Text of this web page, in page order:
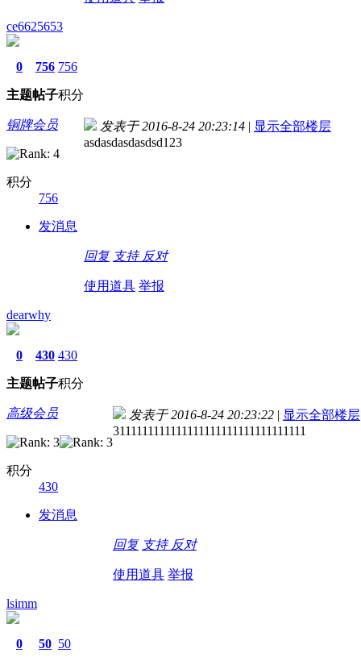
ce6625653
0
主题
756
帖子
756
积分
铜牌会员
积分
756
发消息
发表于 2016-8-24 20:23:14 | 显示全部楼层
asdasdasdasdsd123
回复 支持 反对
使用道具 举报
dearwhy
0
主题
430
帖子
430
积分
高级会员
积分
430
发消息
发表于 2016-8-24 20:23:22 | 显示全部楼层
3111111111111111111111111111111111
回复 支持 反对
使用道具 举报
lsimm
0 50 50